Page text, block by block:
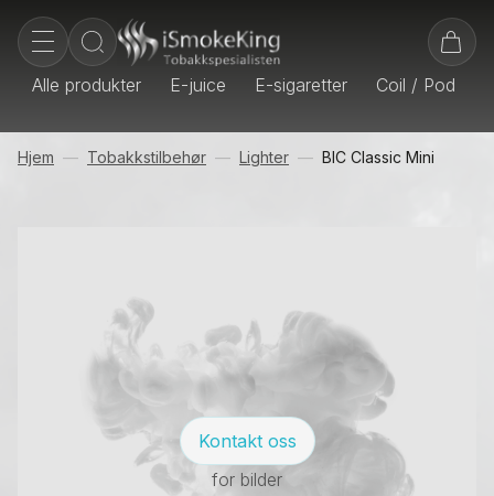
Alle produkter E-juice E-sigaretter Coil / Pod
Hjem Tobakkstilbehør Lighter BIC Classic Mini
Kontakt oss
for bilder